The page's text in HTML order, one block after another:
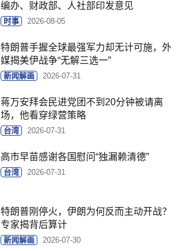
编办、财政部、人社部印发意见
时事 2026-08-05
特朗普手握全球最强军力却无计可施，外
媒揭美伊战争“无解三选一”
新闻解画 2026-07-31
蒋万安拜会民进党团不到20分钟被请离
场，他看穿绿营策略
台湾 2026-07-31
高市早苗感谢各国慰问“独漏赖清德”
台湾 2026-07-31
特朗普刚停火，伊朗为何反而主动开战？
专家揭背后算计
新闻解画 2026-07-30